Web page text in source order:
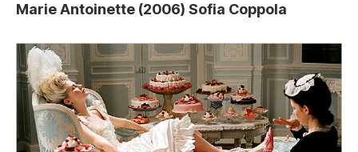
Marie Antoinette (2006) Sofia Coppola